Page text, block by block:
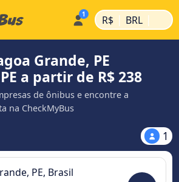
R$ | BRL |
Grande, PE
a partir de R$ 238
de ônibus e encontre a
na CheckMyBus
1